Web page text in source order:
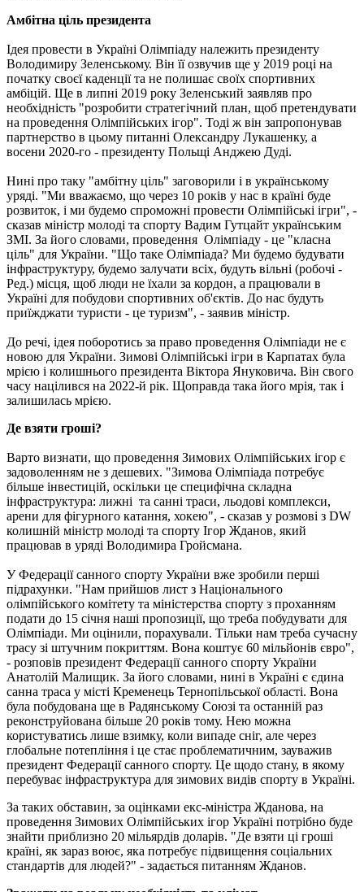
Амбітна ціль президента
Ідея провести в Україні Олімпіаду належить президенту
Володимиру Зеленському. Він її озвучив ще у 2019 році на
початку своєї каденції та не полишає своїх спортивних
амбіцій. Ще в липні 2019 року Зеленський заявляв про
необхідність "розробити стратегічний план, щоб претендувати
на проведення Олімпійських ігор". Тоді ж він запропонував
партнерство в цьому питанні Олександру Лукашенку, а
восени 2020-го - президенту Польщі Анджею Дуді.
Нині про таку "амбітну ціль" заговорили і в українському
уряді. "Ми вважаємо, що через 10 років у нас в країні буде
розвиток, і ми будемо спроможні провести Олімпійські ігри", -
сказав міністр молоді та спорту Вадим Гутцайт українським
ЗМІ. За його словами, проведення Олімпіаду - це "класна
ціль" для України. "Що таке Олімпіада? Ми будемо будувати
інфраструктуру, будемо залучати всіх, будуть вільні (робочі -
Ред.) місця, щоб люди не їхали за кордон, а працювали в
Україні для побудови спортивних об'єктів. До нас будуть
приїжджати туристи - це туризм", - заявив міністр.
До речі, ідея поборотись за право проведення Олімпіади не є
новою для України. Зимові Олімпійські ігри в Карпатах була
мрією і колишнього президента Віктора Януковича. Він свого
часу націлився на 2022-й рік. Щоправда така його мрія, так і
залишилась мрією.
Де взяти гроші?
Варто визнати, що проведення Зимових Олімпійських ігор є
задоволенням не з дешевих. "Зимова Олімпіада потребує
більше інвестицій, оскільки це специфічна складна
інфраструктура: лижні та санні траси, льодові комплекси,
арени для фігурного катання, хокею", - сказав у розмові з DW
колишній міністр молоді та спорту Ігор Жданов, який
працював в уряді Володимира Гройсмана.
У Федерації санного спорту України вже зробили перші
підрахунки. "Нам прийшов лист з Національного
олімпійського комітету та міністерства спорту з проханням
подати до 15 січня наші пропозиції, що треба побудувати для
Олімпіади. Ми оцінили, порахували. Тільки нам треба сучасну
трасу зі штучним покриттям. Вона коштує 60 мільйонів євро",
- розповів президент Федерації санного спорту України
Анатолій Малищик. За його словами, нині в Україні є єдина
санна траса у місті Кременець Тернопільської області. Вона
була побудована ще в Радянському Союзі та останній раз
реконструйована більше 20 років тому. Нею можна
користуватись лише взимку, коли випаде сніг, але через
глобальне потепління і це стає проблематичним, зауважив
президент Федерації санного спорту. Це щодо стану, в якому
перебуває інфраструктура для зимових видів спорту в Україні.
За таких обставин, за оцінками екс-міністра Жданова, на
проведення Зимових Олімпійських ігор Україні потрібно буде
знайти приблизно 20 мільярдів доларів. "Де взяти ці гроші
країні, як зараз воює, яка потребує підвищення соціальних
стандартів для людей?" - задається питанням Жданов.